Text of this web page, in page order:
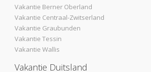
Vakantie Berner Oberland
Vakantie Centraal-Zwitserland
Vakantie Graubunden
Vakantie Tessin
Vakantie Wallis
Vakantie Duitsland